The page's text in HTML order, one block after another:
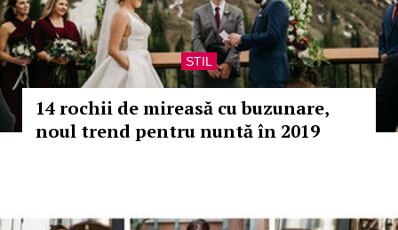
STIL
14 rochii de mireasă cu buzunare,
noul trend pentru nuntă în 2019